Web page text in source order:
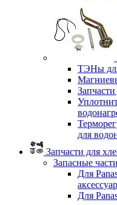
ТЭНы
для
Запчасти для
Запасные
Для
Для